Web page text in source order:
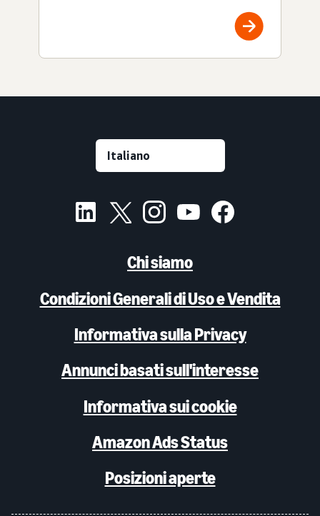
Chi siamo
Condizioni Generali di Uso e Vendita
Informativa sulla Privacy
Annunci basati sull'interesse
Informativa sui cookie
Amazon Ads Status
Posizioni aperte